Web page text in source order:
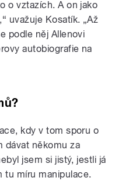
o vztazích. A on jako
uvažuje Kosatík. „Až
podle něj Allenovi
autobiografie na
kdy v tom sporu o
dávat někomu za
jsem si jistý, jestli já
tu míru manipulace.